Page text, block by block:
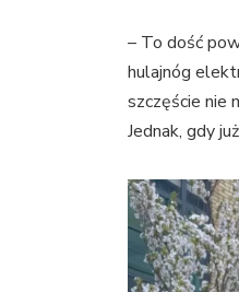
– To dość
hulajnóg
szczęście nie
Jednak, gdy